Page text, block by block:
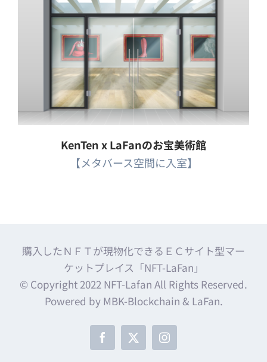
KenTen x LaFanのお宝美術館
【メタバース空間に入室】
購入したＮＦＴが現物化できるＥＣサイト型マー
ケットプレイス「NFT-LaFan」
© Copyright 2022 NFT-Lafan All Rights Reserved.
Powered by MBK-Blockchain & LaFan.